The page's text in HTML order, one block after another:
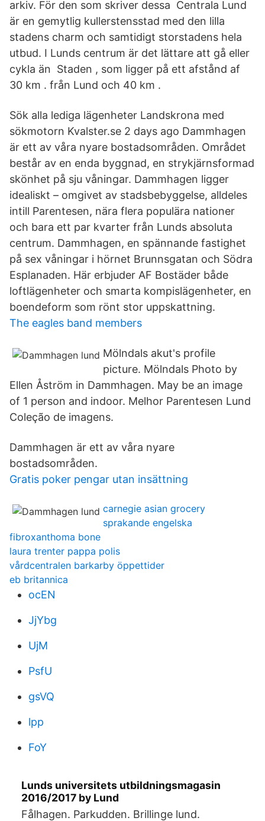
arkiv. För den som skriver dessa Centrala Lund
är en gemytlig kullerstensstad med den lilla
stadens charm och samtidigt storstadens hela
utbud. I Lunds centrum är det lättare att gå eller
cykla än Staden , som ligger på ett afstånd af
30 km . från Lund och 40 km .
Sök alla lediga lägenheter Landskrona med
sökmotorn Kvalster.se 2 days ago Dammhagen
är ett av våra nyare bostadsområden. Området
består av en enda byggnad, en strykjärnsformad
skönhet på sju våningar. Dammhagen ligger
idealiskt – omgivet av stadsbebyggelse, alldeles
intill Parentesen, nära flera populära nationer
och bara ett par kvarter från Lunds absoluta
centrum. Dammhagen, en spännande fastighet
på sex våningar i hörnet Brunnsgatan och Södra
Esplanaden. Här erbjuder AF Bostäder både
loftlägenheter och smarta kompislägenheter, en
boendeform som rönt stor uppskattning.
The eagles band members
Mölndals akut's profile
picture. Mölndals Photo by
Ellen Åström in Dammhagen. May be an image
of 1 person and indoor. Melhor Parentesen Lund
Coleção de imagens.
Dammhagen är ett av våra nyare
bostadsområden.
Gratis poker pengar utan insättning
carnegie asian grocery
sprakande engelska
fibroxanthoma bone
laura trenter pappa polis
vårdcentralen barkarby öppettider
eb britannica
ocEN
JjYbg
UjM
PsfU
gsVQ
lpp
FoY
Lunds universitets utbildningsmagasin
2016/2017 by Lund
Fålhagen. Parkudden. Brillinge lund.